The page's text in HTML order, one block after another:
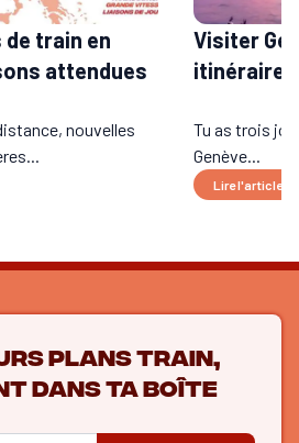
de train en
attendues
nouvelles
Visiter
itinéraire
Tu as trois
Genève...
Lire l'article
plans train,
dans ta boîte